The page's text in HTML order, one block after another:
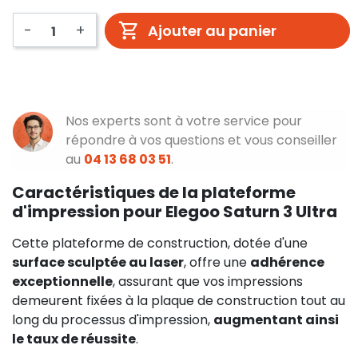
- + Ajouter au panier
Nos experts sont à votre service pour
répondre à vos questions et vous conseiller
au 04 13 68 03 51.
Caractéristiques de la plateforme
d'impression pour Elegoo Saturn 3 Ultra
Cette plateforme de construction, dotée d'une
surface sculptée au laser, offre une adhérence
exceptionnelle, assurant que vos impressions
demeurent fixées à la plaque de construction tout au
long du processus d'impression, augmentant ainsi
le taux de réussite.